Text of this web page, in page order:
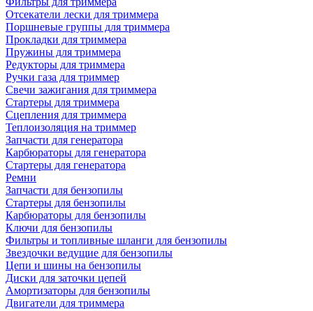
Отсекатели лески для триммера
Поршневые группы для триммера
Прокладки для триммера
Пружины для триммера
Редукторы для триммера
Ручки газа для триммер
Свечи зажигания для триммера
Стартеры для триммера
Сцепления для триммера
Теплоизоляция на триммер
Запчасти для генератора
Карбюраторы для генератора
Стартеры для генератора
Ремни
Запчасти для бензопилы
Стартеры для бензопилы
Карбюраторы для бензопилы
Ключи для бензопилы
Фильтры и топливные шланги для бензопилы
Звездочки ведущие для бензопилы
Цепи и шины на бензопилы
Диски для заточки цепей
Амортизаторы для бензопилы
Двигатели для триммера